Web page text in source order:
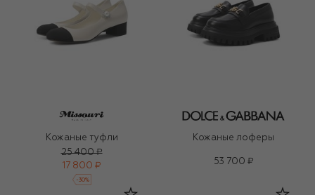
Кожаные туфли
25 400 ₽
17 800 ₽
-30%
Кожаные лоферы
53 700 ₽